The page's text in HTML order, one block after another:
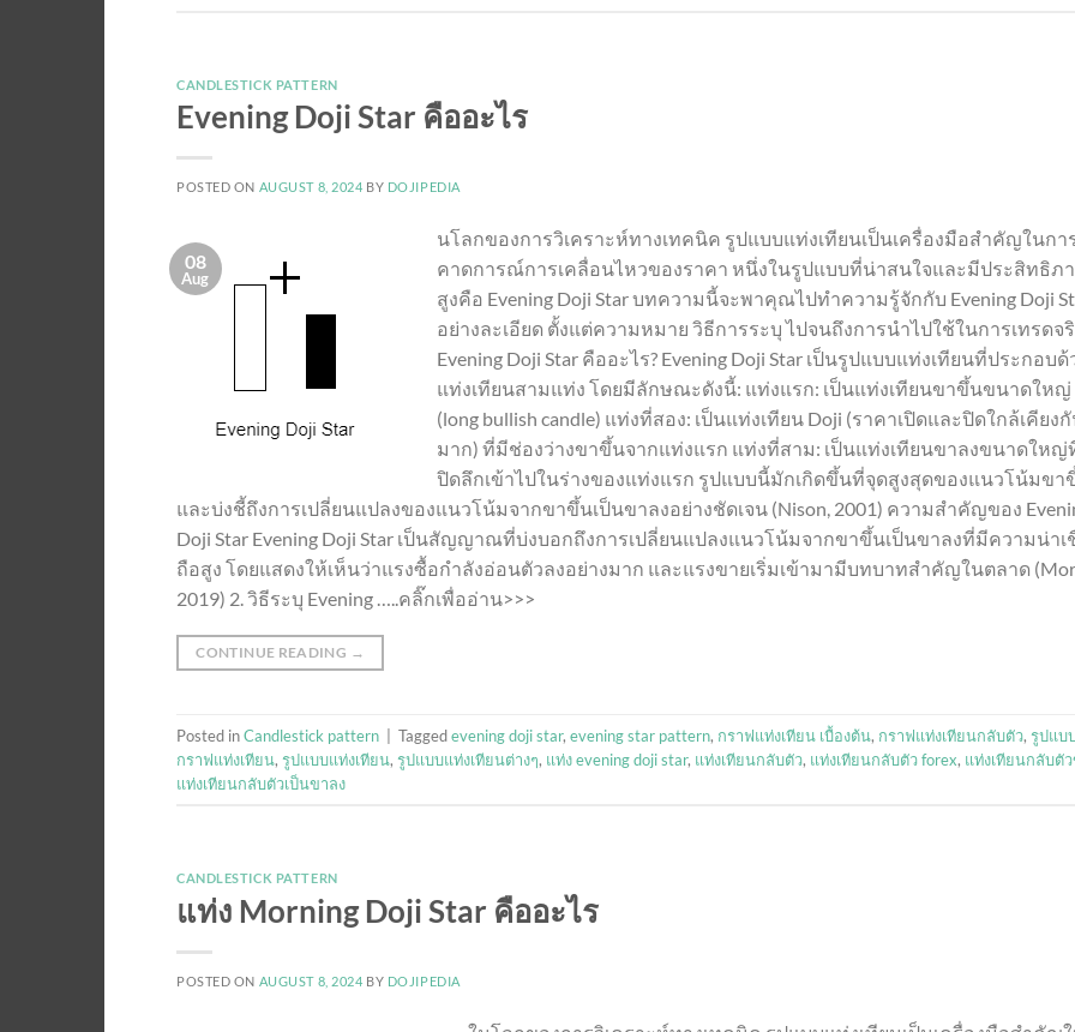
CANDLESTICK PATTERN
Evening Doji Star คืออะไร
POSTED ON AUGUST 8, 2024 BY DOJIPEDIA
08
Aug
นโลกของการวิเคราะห์ทางเทคนิค รูปแบบแท่งเทียนเป็นเครื่องมือสำคัญในกา
คาดการณ์การเคลื่อนไหวของราคา หนึ่งในรูปแบบที่น่าสนใจและมีประสิทธิภ
สูงคือ Evening Doji Star บทความนี้จะพาคุณไปทำความรู้จักกับ Evening Doji
อย่างละเอียด ตั้งแต่ความหมาย วิธีการระบุ ไปจนถึงการนำไปใช้ในการเทรดจริ
Evening Doji Star คืออะไร? Evening Doji Star เป็นรูปแบบแท่งเทียนที่ประกอบด้
แท่งเทียนสามแท่ง โดยมีลักษณะดังนี้: แท่งแรก: เป็นแท่งเทียนขาขึ้นขนาดใหญ่
(long bullish candle) แท่งที่สอง: เป็นแท่งเทียน Doji (ราคาเปิดและปิดใกล้เคียง
มาก) ที่มีช่องว่างขาขึ้นจากแท่งแรก แท่งที่สาม: เป็นแท่งเทียนขาลงขนาดใหญ่
ปิดลึกเข้าไปในร่างของแท่งแรก รูปแบบนี้มักเกิดขึ้นที่จุดสูงสุดของแนวโน้มขา
และบ่งชี้ถึงการเปลี่ยนแปลงของแนวโน้มจากขาขึ้นเป็นขาลงอย่างชัดเจน (Nison, 2001) ความสำคัญของ
Doji Star Evening Doji Star เป็นสัญญาณที่บ่งบอกถึงการเปลี่ยนแปลงแนวโน้มจากขาขึ้นเป็นขาลงที่มีความน่าเ
ถือสูง โดยแสดงให้เห็นว่าแรงซื้อกำลังอ่อนตัวลงอย่างมาก และแรงขายเริ่มเข้ามามีบทบาทสำคัญในตลาด
2019) 2. วิธีระบุ Evening …..คลิ๊กเพื่ออ่าน>>>
CONTINUE READING →
Posted inCandlestick pattern Taggedevening doji star, evening star pattern, กราฟแท่งเทียน เบื้องต้น, กราฟแท่งเทียนกลับตัว, รูปแบ
กราฟแท่งเทียน, รูปแบบแท่งเทียน, รูปแบบแท่งเทียนต่างๆ, แท่ง evening doji star, แท่งเทียนกลับตัว, แท่งเทียนกลับตัว forex, แท่งเทียนกลับตั
แท่งเทียนกลับตัวเป็นขาลง
CANDLESTICK PATTERN
แท่ง Morning Doji Star คืออะไร
POSTED ON AUGUST 8, 2024 BY DOJIPEDIA